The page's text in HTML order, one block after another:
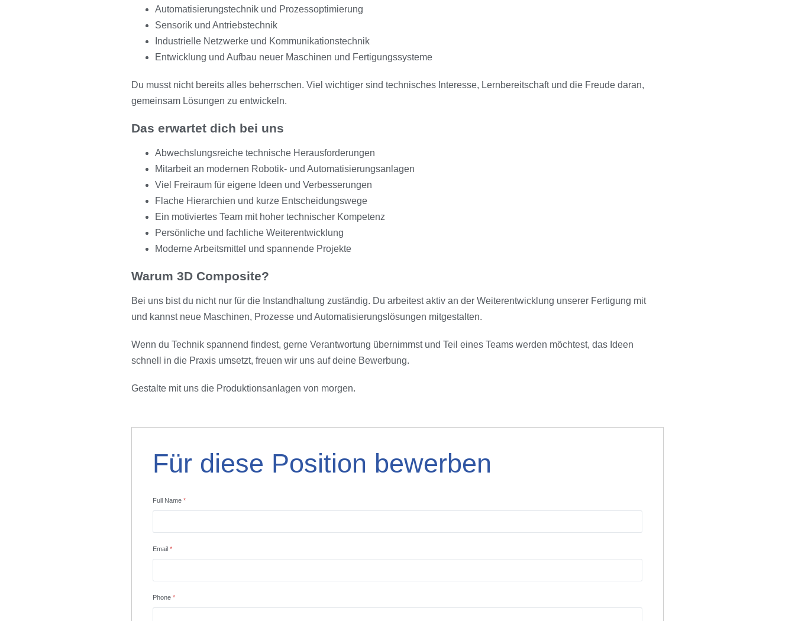
Automatisierungstechnik und Prozessoptimierung
Sensorik und Antriebstechnik
Industrielle Netzwerke und Kommunikationstechnik
Entwicklung und Aufbau neuer Maschinen und Fertigungssysteme
Du musst nicht bereits alles beherrschen. Viel wichtiger sind technisches Interesse, Lernbereitschaft und die Freude daran,
gemeinsam Lösungen zu entwickeln.
Das erwartet dich bei uns
Abwechslungsreiche technische Herausforderungen
Mitarbeit an modernen Robotik- und Automatisierungsanlagen
Viel Freiraum für eigene Ideen und Verbesserungen
Flache Hierarchien und kurze Entscheidungswege
Ein motiviertes Team mit hoher technischer Kompetenz
Persönliche und fachliche Weiterentwicklung
Moderne Arbeitsmittel und spannende Projekte
Warum 3D Composite?
Bei uns bist du nicht nur für die Instandhaltung zuständig. Du arbeitest aktiv an der Weiterentwicklung unserer Fertigung mit
und kannst neue Maschinen, Prozesse und Automatisierungslösungen mitgestalten.
Wenn du Technik spannend findest, gerne Verantwortung übernimmst und Teil eines Teams werden möchtest, das Ideen
schnell in die Praxis umsetzt, freuen wir uns auf deine Bewerbung.
Gestalte mit uns die Produktionsanlagen von morgen.
Für diese Position bewerben
Full Name *
Email *
Phone *